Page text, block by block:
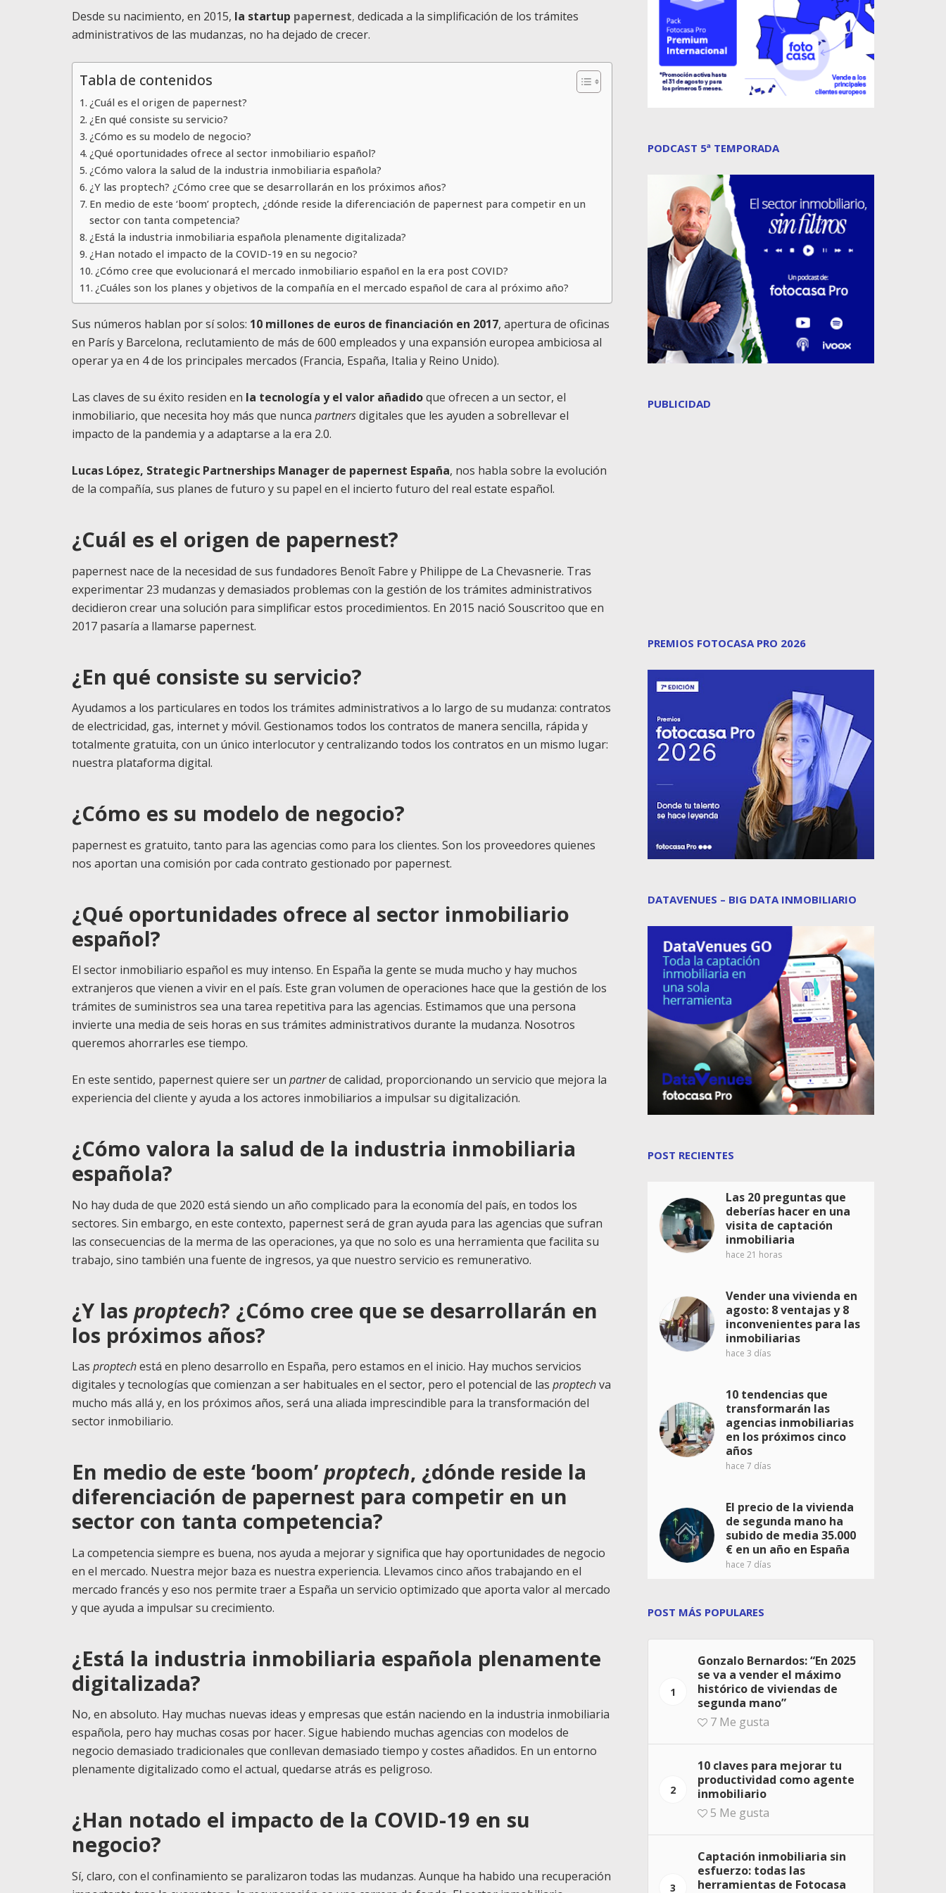
Desde su nacimiento, en 2015, la startup papernest, dedicada a la simplificación de los trámites
administrativos de las mudanzas, no ha dejado de crecer.
Tabla de contenidos
¿Cuál es el origen de papernest?
¿En qué consiste su servicio?
¿Cómo es su modelo de negocio?
¿Qué oportunidades ofrece al sector inmobiliario español?
¿Cómo valora la salud de la industria inmobiliaria española?
¿Y las proptech? ¿Cómo cree que se desarrollarán en los próximos años?
En medio de este ‘boom’ proptech, ¿dónde reside la diferenciación de papernest para competir en un
sector con tanta competencia?
¿Está la industria inmobiliaria española plenamente digitalizada?
¿Han notado el impacto de la COVID-19 en su negocio?
¿Cómo cree que evolucionará el mercado inmobiliario español en la era post COVID?
¿Cuáles son los planes y objetivos de la compañía en el mercado español de cara al próximo año?
Sus números hablan por sí solos: 10 millones de euros de financiación en 2017, apertura de oficinas
en París y Barcelona, reclutamiento de más de 600 empleados y una expansión europea ambiciosa al
operar ya en 4 de los principales mercados (Francia, España, Italia y Reino Unido).
Las claves de su éxito residen en la tecnología y el valor añadidoque ofrecen a un sector, el
inmobiliario, que necesita hoy más que nunca partnersdigitales que les ayuden a sobrellevar el
impacto de la pandemia y a adaptarse a la era 2.0.
Lucas López, Strategic Partnerships Manager de papernest España, nos habla sobre la evolución
de la compañía, sus planes de futuro y su papel en el incierto futuro del real estate español.
¿Cuál es el origen de papernest?
papernest nace de la necesidad de sus fundadores Benoît Fabre y Philippe de La Chevasnerie. Tras
experimentar 23 mudanzas y demasiados problemas con la gestión de los trámites administrativos
decidieron crear una solución para simplificar estos procedimientos. En 2015 nació Souscritoo que en
2017 pasaría a llamarse papernest.
¿En qué consiste su servicio?
Ayudamos a los particulares en todos los trámites administrativos a lo largo de su mudanza: contratos
de electricidad, gas, internet y móvil. Gestionamos todos los contratos de manera sencilla, rápida y
totalmente gratuita, con un único interlocutor y centralizando todos los contratos en un mismo lugar:
nuestra plataforma digital.
¿Cómo es su modelo de negocio?
papernest es gratuito, tanto para las agencias como para los clientes. Son los proveedores quienes
nos aportan una comisión por cada contrato gestionado por papernest.
¿Qué oportunidades ofrece al sector inmobiliario
español?
El sector inmobiliario español es muy intenso. En España la gente se muda mucho y hay muchos
extranjeros que vienen a vivir en el país. Este gran volumen de operaciones hace que la gestión de los
trámites de suministros sea una tarea repetitiva para las agencias. Estimamos que una persona
invierte una media de seis horas en sus trámites administrativos durante la mudanza. Nosotros
queremos ahorrarles ese tiempo.
En este sentido, papernest quiere ser un partnerde calidad, proporcionando un servicio que mejora la
experiencia del cliente y ayuda a los actores inmobiliarios a impulsar su digitalización.
¿Cómo valora la salud de la industria inmobiliaria
española?
No hay duda de que 2020 está siendo un año complicado para la economía del país, en todos los
sectores. Sin embargo, en este contexto, papernest será de gran ayuda para las agencias que sufran
las consecuencias de la merma de las operaciones, ya que no solo es una herramienta que facilita su
trabajo, sino también una fuente de ingresos, ya que nuestro servicio es remunerativo.
¿Y las proptech? ¿Cómo cree que se desarrollarán en
los próximos años?
Las proptechestá en pleno desarrollo en España, pero estamos en el inicio. Hay muchos servicios
digitales y tecnologías que comienzan a ser habituales en el sector, pero el potencial de las proptechva
mucho más allá y, en los próximos años, será una aliada imprescindible para la transformación del
sector inmobiliario.
En medio de este ‘boom’ proptech, ¿dónde reside la
diferenciación de papernest para competir en un
sector con tanta competencia?
La competencia siempre es buena, nos ayuda a mejorar y significa que hay oportunidades de negocio
en el mercado. Nuestra mejor baza es nuestra experiencia. Llevamos cinco años trabajando en el
mercado francés y eso nos permite traer a España un servicio optimizado que aporta valor al mercado
y que ayuda a impulsar su crecimiento.
¿Está la industria inmobiliaria española plenamente
digitalizada?
No, en absoluto. Hay muchas nuevas ideas y empresas que están naciendo en la industria inmobiliaria
española, pero hay muchas cosas por hacer. Sigue habiendo muchas agencias con modelos de
negocio demasiado tradicionales que conllevan demasiado tiempo y costes añadidos. En un entorno
plenamente digitalizado como el actual, quedarse atrás es peligroso.
¿Han notado el impacto de la COVID-19 en su
negocio?
Sí, claro, con el confinamiento se paralizaron todas las mudanzas. Aunque ha habido una recuperación
PODCAST 5ª TEMPORADA
PUBLICIDAD
PREMIOS FOTOCASA PRO 2026
DATAVENUES – BIG DATA INMOBILIARIO
POST RECIENTES
Las 20 preguntas que
deberías hacer en una
visita de captación
inmobiliaria
hace 21 horas
Vender una vivienda en
agosto: 8 ventajas y 8
inconvenientes para las
inmobiliarias
hace 3 días
10 tendencias que
transformarán las
agencias inmobiliarias
en los próximos cinco
años
hace 7 días
El precio de la vivienda
de segunda mano ha
subido de media 35.000
€ en un año en España
hace 7 días
POST MÁS POPULARES
1
Gonzalo Bernardos: “En 2025
se va a vender el máximo
histórico de viviendas de
segunda mano”
7 Me gusta
2
10 claves para mejorar tu
productividad como agente
inmobiliario
5 Me gusta
3
Captación inmobiliaria sin
esfuerzo: todas las
herramientas de Fotocasa